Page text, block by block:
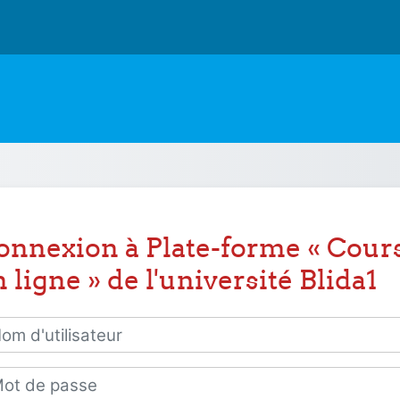
à Plate-forme «
ligne » de l'université Blida1
d'utilisateur
de passe